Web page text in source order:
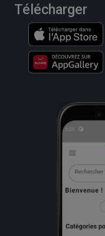
Télécharger